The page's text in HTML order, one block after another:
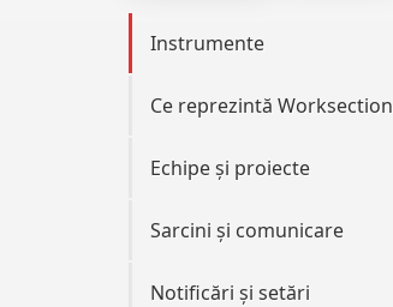
Instrumente
Ce reprezintă Worksection
Echipe și proiecte
Sarcini și comunicare
Notificări și setări